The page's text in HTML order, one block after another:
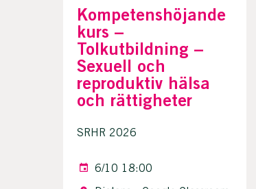
Kompetenshöjande
kurs –
Tolkutbildning –
Sexuell och
reproduktiv hälsa
och rättigheter
SRHR 2026
6/10 18:00